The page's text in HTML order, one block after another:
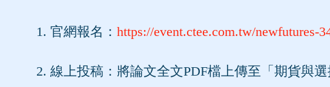
1. 官網報名： https://event.ctee.com.tw/newfutures-
2. 線上投稿：將論文全文PDF檔上傳至「期貨與